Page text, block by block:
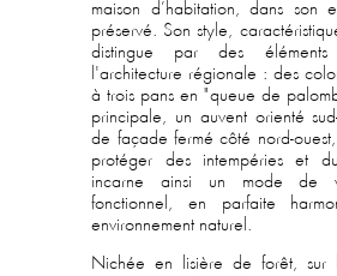
maison d’habitation, dans son
préservé. Son style,
distingue par des
l'architecture régionale : des
à trois pans en "queue de
principale, un auvent orienté
de façade fermé côté nord-
protéger des intempéries et
incarne ainsi un mode de
fonctionnel, en parfaite
environnement naturel.
Nichée en lisière de forêt, sur